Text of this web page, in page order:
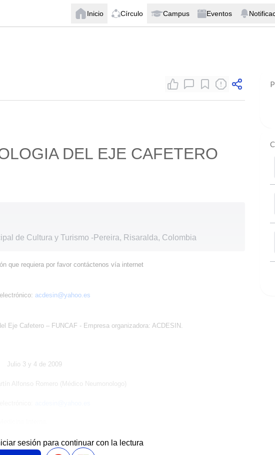
Inicio Círculo Campus Eventos
DEL EJE CAFETERO
de Cultura y Turismo -Pereira, Risaralda, Colombia
que requiera por favor contáctenos vía internet
acdesin@yahoo.es
Eje Cafetero – FUNCAF - Empresa organizadora: ACDESIN.
Julio 3 y 4 de 2009
Alfonso Romero (Médico Neumonologo)
sesión para continuar con la lectura